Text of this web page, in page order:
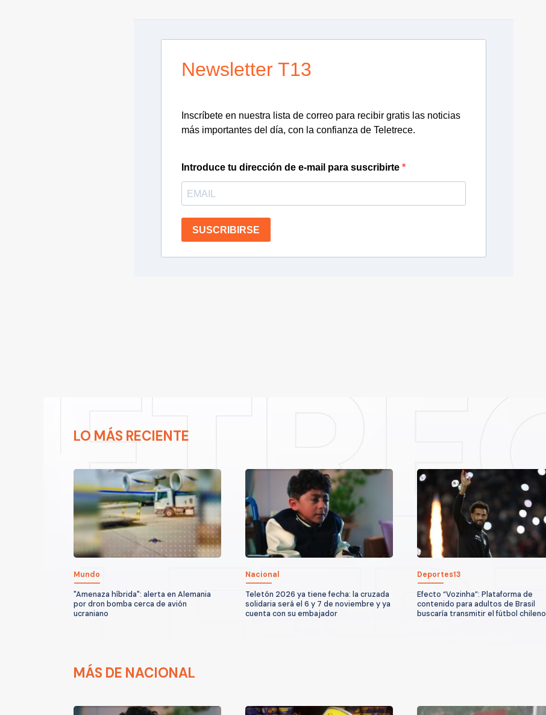
Newsletter T13
Inscríbete en nuestra lista de correo para recibir gratis las noticias
más importantes del día, con la confianza de Teletrece.
Introduce tu dirección de e-mail para suscribirte
SUSCRIBIRSE
LO MÁS RECIENTE
Mundo
"Amenaza híbrida": alerta en Alemania
por dron bomba cerca de avión
ucraniano
Nacional
Teletón 2026 ya tiene fecha: la cruzada
solidaria será el 6 y 7 de noviembre y ya
cuenta con su embajador
Deportes13
Efecto “Vozinha”: Plataforma de
contenido para adultos de Brasil
buscaría transmitir el fútbol chileno
MÁS DE NACIONAL